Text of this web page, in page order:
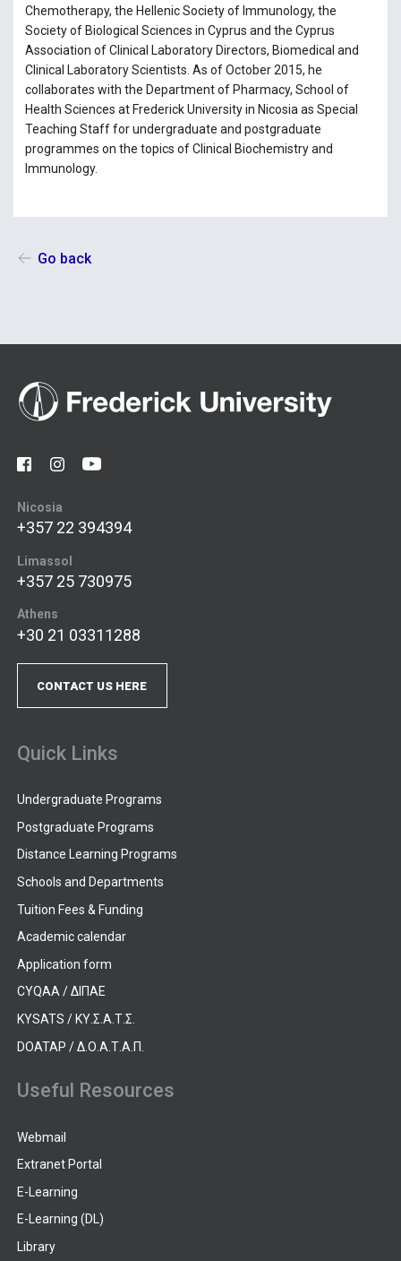
Chemotherapy, the Hellenic Society of Immunology, the
Society of Biological Sciences in Cyprus and the Cyprus
Association of Clinical Laboratory Directors, Biomedical and
Clinical Laboratory Scientists. As of October 2015, he
collaborates with the Department of Pharmacy, School of
Health Sciences at Frederick University in Nicosia as Special
Teaching Staff for undergraduate and postgraduate
programmes on the topics of Clinical Biochemistry and
Immunology.
Go back
Nicosia
+357 22 394394
Limassol
+357 25 730975
Athens
+30 21 03311288
CONTACT US HERE
Quick Links
Undergraduate Programs
Postgraduate Programs
Distance Learning Programs
Schools and Departments
Tuition Fees & Funding
Academic calendar
Application form
CYQAA / ΔΙΠΑΕ
KYSATS / ΚΥ.Σ.Α.Τ.Σ.
DOATAP / Δ.Ο.Α.Τ.Α.Π.
Useful Resources
Webmail
Extranet Portal
E-Learning
E-Learning (DL)
Library